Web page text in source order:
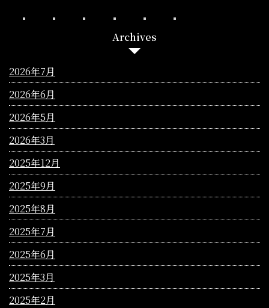
Archives
2026年7月
2026年6月
2026年5月
2026年3月
2025年12月
2025年9月
2025年8月
2025年7月
2025年6月
2025年3月
2025年2月